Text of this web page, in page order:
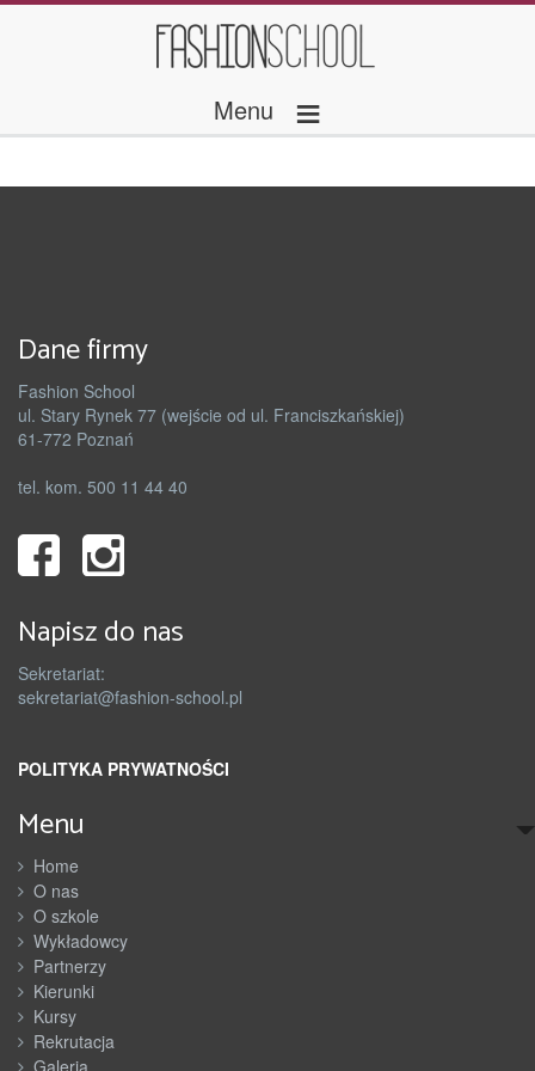
Menu ≡
Dane firmy
Fashion School
ul. Stary Rynek 77 (wejście od ul. Franciszkańskiej)
61-772 Poznań
tel. kom. 500 11 44 40
Napisz do nas
Sekretariat:
sekretariat@fashion-school.pl
POLITYKA PRYWATNOŚCI
Menu
Home
O nas
O szkole
Wykładowcy
Partnerzy
Kierunki
Kursy
Rekrutacja
Galeria